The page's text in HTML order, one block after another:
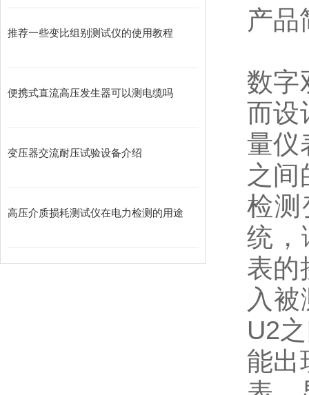
推荐一些变比组别测试仪的使用教程
便携式直流高压发生器可以测电缆吗
变压器交流耐压试验设备介绍
高压介质损耗测试仪在电力检测的用途
产品
数字
而设
量仪
之
检测
统，
表的
入
U2
能出